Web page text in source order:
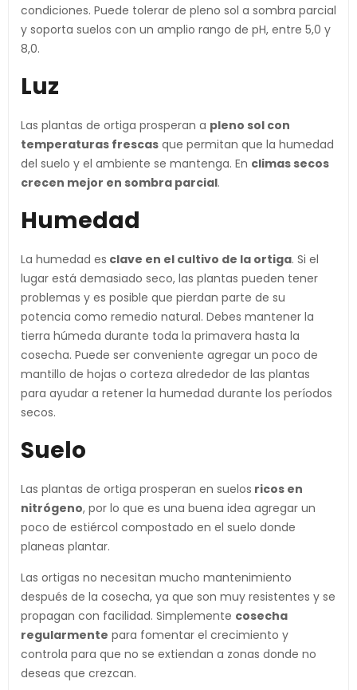
condiciones. Puede tolerar de pleno sol a sombra parcial
y soporta suelos con un amplio rango de pH, entre 5,0 y
8,0.
Luz
Las plantas de ortiga prosperan a pleno sol con
temperaturas frescas que permitan que la humedad
del suelo y el ambiente se mantenga. En climas secos
crecen mejor en sombra parcial.
Humedad
La humedad es clave en el cultivo de la ortiga. Si el
lugar está demasiado seco, las plantas pueden tener
problemas y es posible que pierdan parte de su
potencia como remedio natural. Debes mantener la
tierra húmeda durante toda la primavera hasta la
cosecha. Puede ser conveniente agregar un poco de
mantillo de hojas o corteza alrededor de las plantas
para ayudar a retener la humedad durante los períodos
secos.
Suelo
Las plantas de ortiga prosperan en suelos ricos en
nitrógeno, por lo que es una buena idea agregar un
poco de estiércol compostado en el suelo donde
planeas plantar.
Las ortigas no necesitan mucho mantenimiento
después de la cosecha, ya que son muy resistentes y se
propagan con facilidad. Simplemente cosecha
regularmente para fomentar el crecimiento y
controla para que no se extiendan a zonas donde no
deseas que crezcan.